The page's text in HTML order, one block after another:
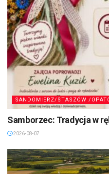
SANDOMIERZ/STASZÓW /
Samborzec: Tradycja w
2026-08-07